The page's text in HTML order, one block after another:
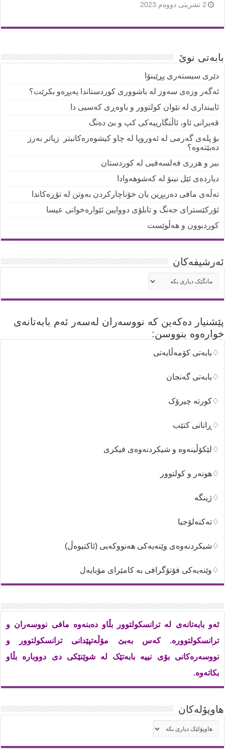
2 تشرینی دووەم 2023
بابەتی نوێ
دێری سیستەری پڕێبنۆا
ئەگەر وزەی سەوز لە باشووری کوردستاندا پەیڕەو بکرێت؟
ئایینداری لە نێوان کولتوور و باوەڕی کەسیی دا
قەیرانی ئاو، ئاڵنگارییەکی کپ و بێ دەنگ
بۆ پلەی گەرمی لە ئەوروپا لە چاو کیشوەرەکانیتر زیاتر بەرز
دەبێتەوە؟
بیر و هزری فەلسەفیی لە کوردستان
دیاردەی ئێل نینۆ لە کەشوهەوادا
تەڵەی مافی دەربڕین یان خۆناچارکردن بەوتن لە تۆڕەکاندا
ئۆرکێسترای جەنگ و تابلۆی دووایین ئێوارەخوانی عیسا
کوردبوون و هەڵوێست
ئه‌رشیفه‌کان
ئه‌رشیفه‌کان
پێشنیار دەکەین کە نووسەران لەسەر ئەم بابەتانەی
خوارەوە بنووسن:
♢بابەتی کۆمەڵایەتی
♢بابەتی گەنجان
♢کورتە چیرۆک
♢ڕانانی کتێب
♢لێکۆڵینەوە و شیکردنەوەی فیکری
♢هونەر و کولتوور
♢ژینگە
♢تەکنەلۆجیا
♢شیکردنەوەی وێنەیەکی هەنووکەیی (ئاکتیوەڵ)
♢وێنەیەکی فۆتۆگرافی بە کامێرای مۆبایەل
ئەو بابەتانەی لە ترانسکولتوور بڵاو دەبنەوە مافی نووسەران و
ترانسکولتوورە. کەس بەبێ مۆڵەتپێدانی ترانسکولتوور و
نووسەرەکانی بۆی نییە بابەتێک لە شوێنێکی دی دووبارە بڵاو
بکاتەوە.
هاوپۆله‌كان
هاوپۆله‌كان